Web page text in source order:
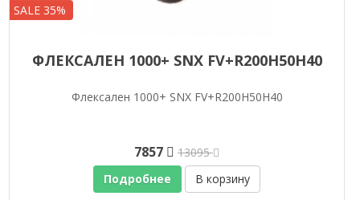
SALE 35%
ФЛЕКСАЛЕН 1000+ SNX FV+R200H50H40
Флексален 1000+ SNX FV+R200H50H40
7857
13095
Подробнее
В корзину